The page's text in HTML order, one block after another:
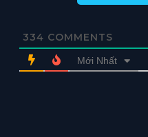
334 COMMENTS
Mới Nhất